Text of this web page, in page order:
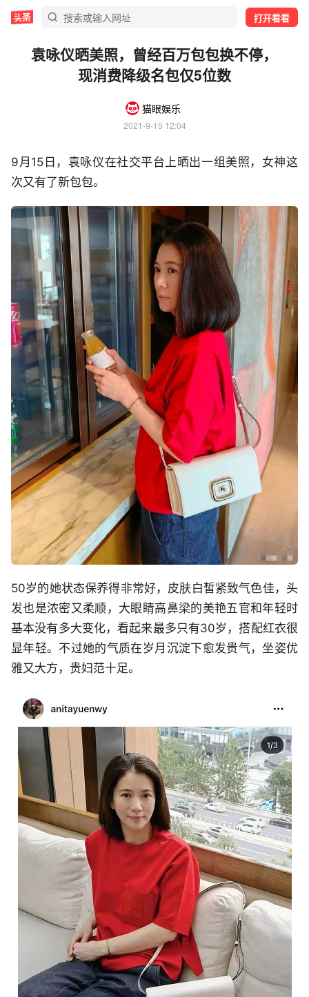
打开看看
袁咏仪晒美照，曾经百万包包换不停，
现消费降级名包仅5位数
猫眼娱乐
2021-9-15 12:04
9月15日，袁咏仪在社交平台上晒出一组美照，女神这
次又有了新包包。
50岁的她状态保养得非常好，皮肤白皙紧致气色佳，头
发也是浓密又柔顺，大眼睛高鼻梁的美艳五官和年轻时
基本没有多大变化，看起来最多只有30岁，搭配红衣很
显年轻。不过她的气质在岁月沉淀下愈发贵气，坐姿优
雅又大方，贵妇范十足。